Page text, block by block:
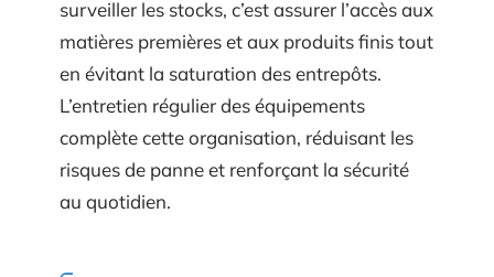
surveiller les stocks, c’est assurer l’accès aux
matières premières et aux produits finis tout
en évitant la saturation des entrepôts.
L’entretien régulier des équipements
complète cette organisation, réduisant les
risques de panne et renforçant la sécurité
au quotidien.